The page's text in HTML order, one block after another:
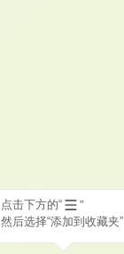
点击下方的“
”
然后选择“添加到收藏夹”